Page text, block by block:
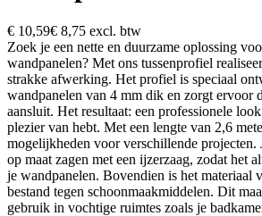
€ 10,59€ 8,75 excl. btw
Zoek je een nette en duurzame oplossing
wandpanelen? Met ons tussenprofiel
strakke afwerking. Het profiel is speciaal
wandpanelen van 4 mm dik en zorgt ervoor
aansluit. Het resultaat: een professionele
plezier van hebt. Met een lengte van 2,6
mogelijkheden voor verschillende projecten.
op maat zagen met een ijzerzaag, zodat het
je wandpanelen. Bovendien is het materiaal
bestand tegen schoonmaakmiddelen. Dit
gebruik in vochtige ruimtes zoals je